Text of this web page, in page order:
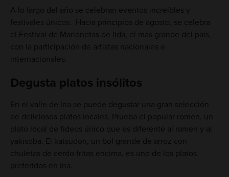
A lo largo del año se celebran eventos increíbles y
festivales únicos. Hacia principios de agosto, se celebra
el Festival de Marionetas de Iida, el más grande del país,
con la participación de artistas nacionales e
internacionales.
Degusta platos insólitos
En el valle de Ina se puede degustar una gran selección
de deliciosos platos locales. Prueba el popular romen, un
plato local de fideos único que es diferente al ramen y al
yakisoba. El katsudon, un bol grande de arroz con
chuletas de cerdo fritas encima, es uno de los platos
preferidos en Ina.